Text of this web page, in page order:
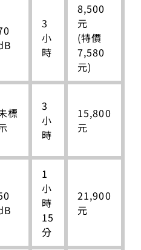
3
小
時
8,500
元
(特價
7,580
元)
標
3
小
時
15,800
元
1
小
時
15
分
21,900
元